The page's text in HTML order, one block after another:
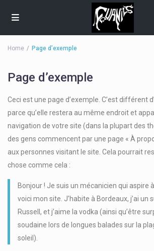
Home Page d’exemple
Page d’exemple
Ceci est une page d’exemple. C’est différent
parce qu’elle restera au même endroit et
navigation de votre site (dans la plupart des
des gens commencent par une page « À
aux personnes visitant le site. Cela pourrait
chose comme cela :
Bonjour ! Je suis un mécanicien qui aspire
voici mon site. J’habite à Bordeaux, j’ai un
Russell, et j’aime la vodka (ainsi qu’être
soudaine lors de longues balades sur la
soleil).